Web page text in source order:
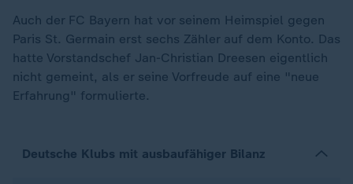
Auch der FC Bayern hat vor seinem Heimspiel gegen
Paris St. Germain erst sechs Zähler auf dem Konto. Das
hatte Vorstandschef Jan-Christian Dreesen eigentlich
nicht gemeint, als er seine Vorfreude auf eine "neue
Erfahrung" formulierte.
Deutsche Klubs mit ausbaufähiger Bilanz